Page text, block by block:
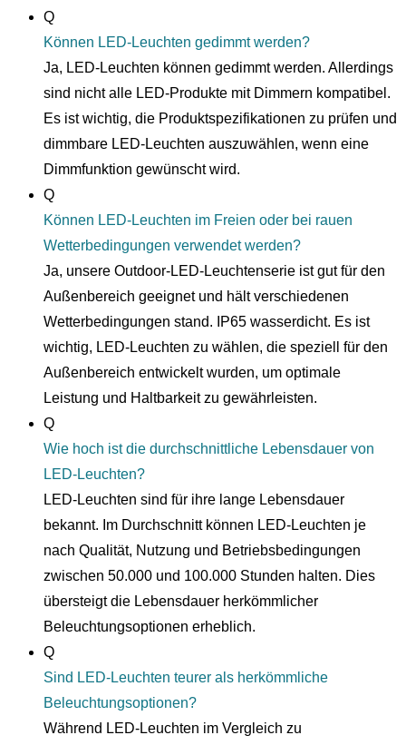
Q
Können LED-Leuchten gedimmt werden?
Ja, LED-Leuchten können gedimmt werden. Allerdings
sind nicht alle LED-Produkte mit Dimmern kompatibel.
Es ist wichtig, die Produktspezifikationen zu prüfen und
dimmbare LED-Leuchten auszuwählen, wenn eine
Dimmfunktion gewünscht wird.
Q
Können LED-Leuchten im Freien oder bei rauen
Wetterbedingungen verwendet werden?
Ja, unsere Outdoor-LED-Leuchtenserie ist gut für den
Außenbereich geeignet und hält verschiedenen
Wetterbedingungen stand. IP65 wasserdicht. Es ist
wichtig, LED-Leuchten zu wählen, die speziell für den
Außenbereich entwickelt wurden, um optimale
Leistung und Haltbarkeit zu gewährleisten.
Q
Wie hoch ist die durchschnittliche Lebensdauer von
LED-Leuchten?
LED-Leuchten sind für ihre lange Lebensdauer
bekannt. Im Durchschnitt können LED-Leuchten je
nach Qualität, Nutzung und Betriebsbedingungen
zwischen 50.000 und 100.000 Stunden halten. Dies
übersteigt die Lebensdauer herkömmlicher
Beleuchtungsoptionen erheblich.
Q
Sind LED-Leuchten teurer als herkömmliche
Beleuchtungsoptionen?
Während LED-Leuchten im Vergleich zu